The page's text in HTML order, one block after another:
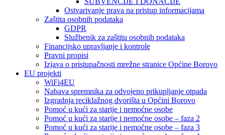
Ostvarivanje prava na pristup informacijama
Zaštita osobnih podataka
GDPR
Službenik za zaštitu osobnih podataka
Financijsko upravljanje i kontrole
Pravni propisi
Izjava o pristupačnosti mrežne stranice Općine Borovo
EU projekti
WiFi4EU
Nabava spremnika za odvojeno prikupljanje otpada
Izgradnja reciklažnog dvorišta u Općini Borovo
Pomoć u kući za starije i nemoćne osobe
Pomoć u kući za starije i nemoćne osobe – faza 2
Pomoć u kući za starije i nemoćne osobe – faza 3